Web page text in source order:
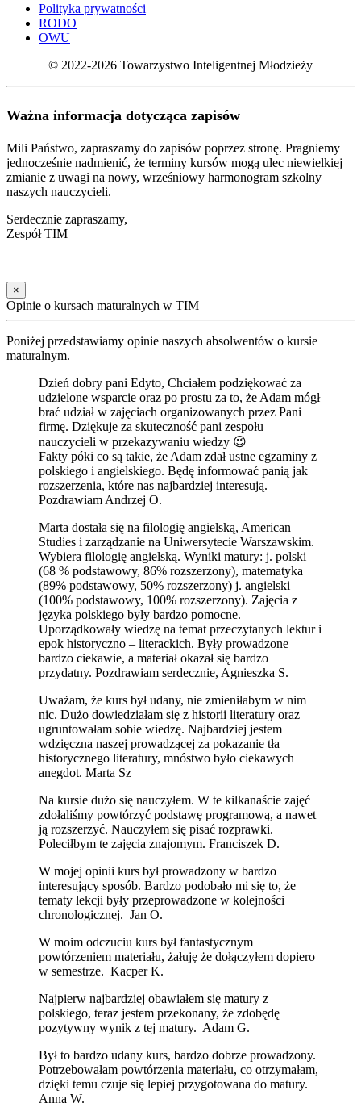
Polityka prywatności
RODO
OWU
© 2022-2026 Towarzystwo Inteligentnej Młodzieży
Ważna informacja dotycząca zapisów
Mili Państwo, zapraszamy do zapisów poprzez stronę. Pragniemy
jednocześnie nadmienić, że terminy kursów mogą ulec niewielkiej
zmianie z uwagi na nowy, wrześniowy harmonogram szkolny
naszych nauczycieli.
Serdecznie zapraszamy,
Zespół TIM
×
Opinie o kursach maturalnych w TIM
Poniżej przedstawiamy opinie naszych absolwentów o kursie
maturalnym.
Dzień dobry pani Edyto, Chciałem podziękować za
udzielone wsparcie oraz po prostu za to, że Adam mógł
brać udział w zajęciach organizowanych przez Pani
firmę. Dziękuje za skuteczność pani zespołu
nauczycieli w przekazywaniu wiedzy 😉
Fakty póki co są takie, że Adam zdał ustne egzaminy z
polskiego i angielskiego. Będę informować panią jak
rozszerzenia, które nas najbardziej interesują.
Pozdrawiam Andrzej O.
Marta dostała się na filologię angielską, American
Studies i zarządzanie na Uniwersytecie Warszawskim.
Wybiera filologię angielską. Wyniki matury: j. polski
(68 % podstawowy, 86% rozszerzony), matematyka
(89% podstawowy, 50% rozszerzony) j. angielski
(100% podstawowy, 100% rozszerzony). Zajęcia z
języka polskiego były bardzo pomocne.
Uporządkowały wiedzę na temat przeczytanych lektur i
epok historyczno – literackich. Były prowadzone
bardzo ciekawie, a materiał okazał się bardzo
przydatny. Pozdrawiam serdecznie, Agnieszka S.
Uważam, że kurs był udany, nie zmieniłabym w nim
nic. Dużo dowiedziałam się z historii literatury oraz
ugruntowałam sobie wiedzę. Najbardziej jestem
wdzięczna naszej prowadzącej za pokazanie tła
historycznego literatury, mnóstwo było ciekawych
anegdot. Marta Sz
Na kursie dużo się nauczyłem. W te kilkanaście zajęć
zdołaliśmy powtórzyć podstawę programową, a nawet
ją rozszerzyć. Nauczyłem się pisać rozprawki.
Poleciłbym te zajęcia znajomym. Franciszek D.
W mojej opinii kurs był prowadzony w bardzo
interesujący sposób. Bardzo podobało mi się to, że
tematy lekcji były przeprowadzone w kolejności
chronologicznej. Jan O.
W moim odczuciu kurs był fantastycznym
powtórzeniem materiału, żałuję że dołączyłem dopiero
w semestrze. Kacper K.
Najpierw najbardziej obawiałem się matury z
polskiego, teraz jestem przekonany, że zdobędę
pozytywny wynik z tej matury. Adam G.
Był to bardzo udany kurs, bardzo dobrze prowadzony.
Potrzebowałam powtórzenia materiału, co otrzymałam,
dzięki temu czuje się lepiej przygotowana do matury.
Anna W.